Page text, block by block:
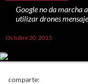
Google no da marcha
utilizar drones
Octubre 20, 2015
comparte: